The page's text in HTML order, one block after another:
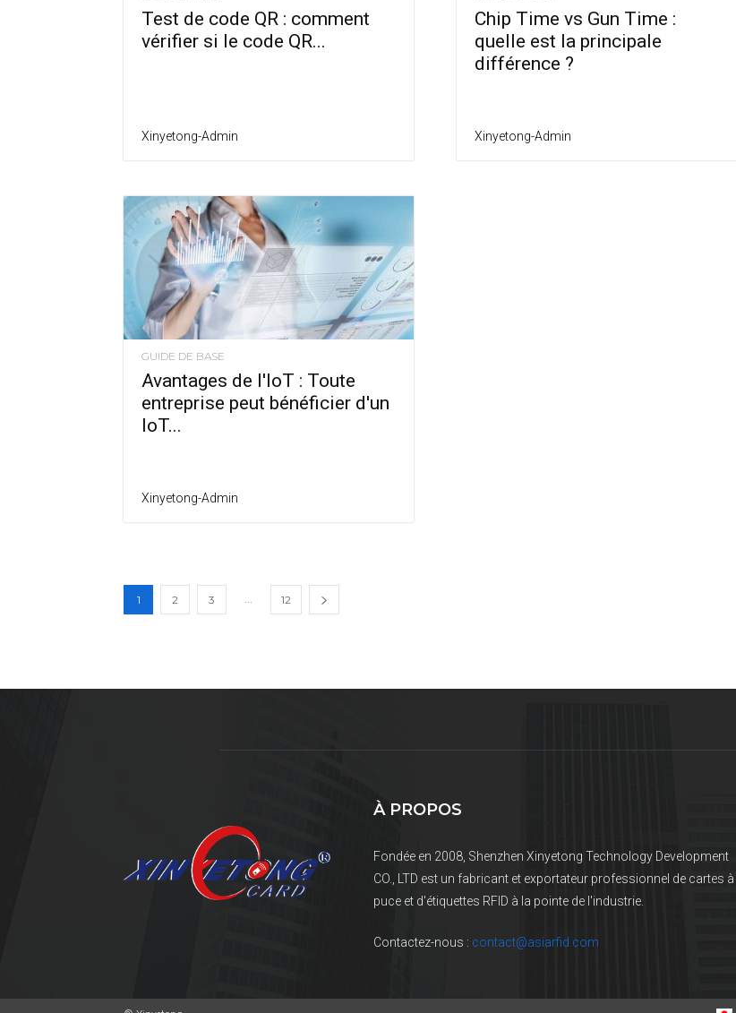
Test de code QR : comment
vérifier si le code QR...
Xinyetong-Admin
Chip Time vs Gun Time :
quelle est la principale
différence ?
Xinyetong-Admin
GUIDE DE BASE
Avantages de l'IoT : Toute
entreprise peut bénéficier d'un
IoT...
Xinyetong-Admin
1 2 3 12
À PROPOS
Fondée en 2008, Shenzhen Xinyetong Technology Development
CO., LTD est un fabricant et exportateur professionnel de cartes à
puce et d'étiquettes RFID à la pointe de l'industrie.
Contactez-nous : contact@asiarfid.com